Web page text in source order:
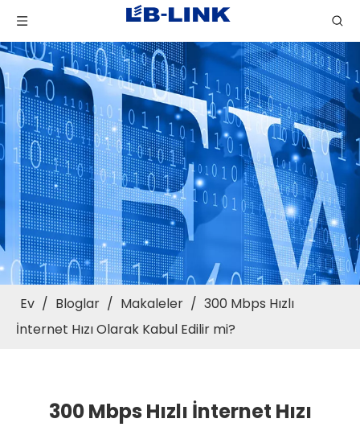
Ev / Bloglar / Makaleler / 300 Mbps Hızlı
İnternet Hızı Olarak Kabul Edilir mi?
300 Mbps Hızlı İnternet Hızı